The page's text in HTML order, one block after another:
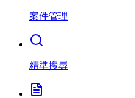
案件管理
精準搜尋